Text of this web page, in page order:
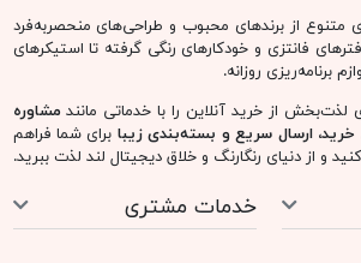
متنوع از برندهای محبوب و طراحی‌های منحصربه‌فرد
فانتزی و خودکارهای رنگی گرفته تا استیکرهای
برنامه‌ریزی روزانه.
از خرید آنلاین را با خدماتی مانندمشاوره
ارسال سریع و بسته‌بندی زیبا برای شما فراهم
و از دنیای رنگارنگ و خلاق دیجیتال لند لذت ببرید.
خدمات مشتری